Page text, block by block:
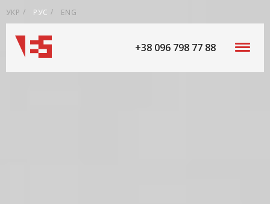
УКР РУС ENG
+38 096 798 77 88